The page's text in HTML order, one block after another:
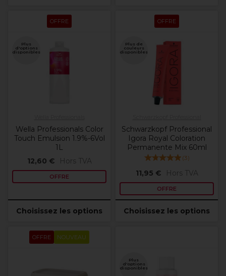
OFFRE
Plus
d'options
disponibles
Wella Professionals Color
Touch Emulsion 1.9%-6Vol
1L
12,60 €
Hors TVA
OFFRE
Choisissez les options
OFFRE
Plus de
couleurs
disponibles
Schwarzkopf Professional
Igora Royal Coloration
Permanente Mix 60ml
(3)
11,95 € Hors TVA
OFFRE
Choisissez les options
OFFRE NOUVEAU
Plus
d'options
disponibles